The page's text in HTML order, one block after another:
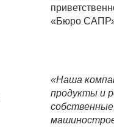
«Бюро САПР»
«Наша
продукты и